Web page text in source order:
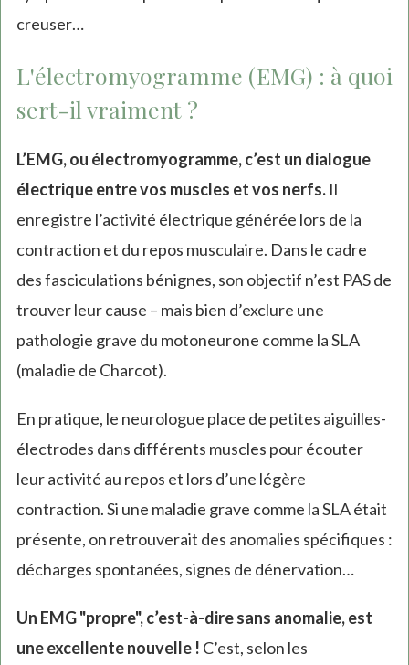
creuser…
L'électromyogramme (EMG) : à quoi
sert-il vraiment ?
L’EMG, ou électromyogramme, c’est un dialogue
électrique entre vos muscles et vos nerfs.Il
enregistre l’activité électrique générée lors de la
contraction et du repos musculaire. Dans le cadre
des fasciculations bénignes, son objectif n’est PAS de
trouver leur cause – mais bien d’exclure une
pathologie grave du motoneurone comme la SLA
(maladie de Charcot).
En pratique, le neurologue place de petites aiguilles-
électrodes dans différents muscles pour écouter
leur activité au repos et lors d’une légère
contraction. Si une maladie grave comme la SLA était
présente, on retrouverait des anomalies spécifiques :
décharges spontanées, signes de dénervation…
Un EMG "propre", c’est-à-dire sans anomalie, est
une excellente nouvelle ! C’est, selon les